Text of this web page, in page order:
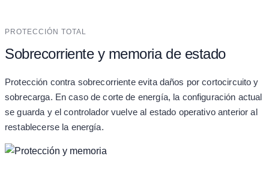
PROTECCIÓN TOTAL
Sobrecorriente y memoria de estado
Protección contra sobrecorriente evita daños por cortocircuito y
sobrecarga. En caso de corte de energía, la configuración actual
se guarda y el controlador vuelve al estado operativo anterior al
restablecerse la energía.